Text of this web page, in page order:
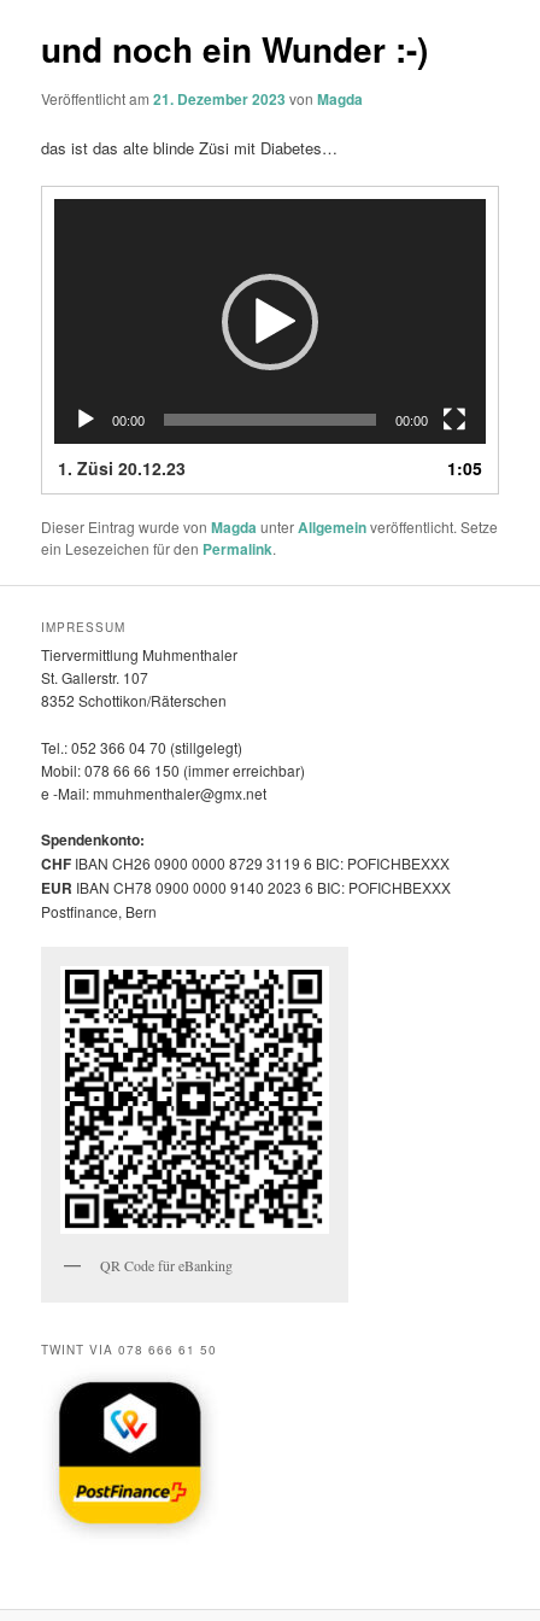
und noch ein Wunder :-)
Veröffentlicht am21. Dezember 2023 vonMagda
das ist das alte blinde Züsi mit Diabetes…
00:00 00:00
1.Züsi 20.12.23 1:05
Dieser Eintrag wurde vonMagdaunterAllgemeinveröffentlicht. Setze
ein Lesezeichen für den Permalink.
IMPRESSUM
Tiervermittlung Muhmenthaler
St. Gallerstr. 107
8352 Schottikon/Räterschen
Tel.: 052 366 04 70 (stillgelegt)
Mobil: 078 66 66 150 (immer erreichbar)
e -Mail: mmuhmenthaler@gmx.net
Spendenkonto:
CHF IBAN CH26 0900 0000 8729 3119 6 BIC: POFICHBEXXX
EUR IBAN CH78 0900 0000 9140 2023 6 BIC: POFICHBEXXX
Postfinance, Bern
QR Code für eBanking
TWINT VIA 078 666 61 50